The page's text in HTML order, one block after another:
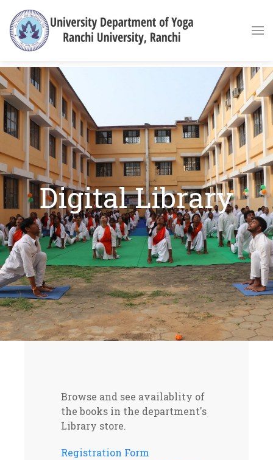
Digital Library
Browse and see availablity of
the books in the department's
Library store.
Registration Form